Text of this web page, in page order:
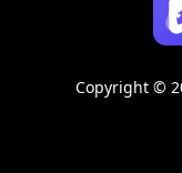
Copyright ©